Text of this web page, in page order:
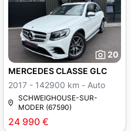
20
24 990 €
MERCEDES CLASSE GLC
2017 - 142900 km - Auto
SCHWEIGHOUSE-SUR-
MODER (67590)